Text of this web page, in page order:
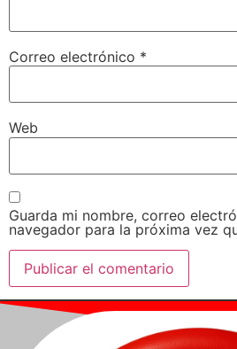
Correo electrónico *
Web
Guarda mi nombre, correo
navegador para la próxima vez